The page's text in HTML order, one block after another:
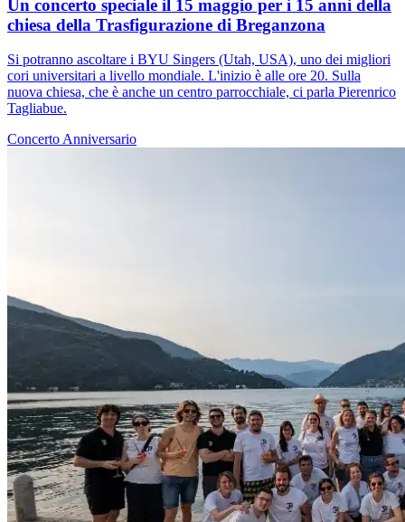
Un concerto speciale il 15 maggio per i 15 anni della
chiesa della Trasfigurazione di Breganzona
Si potranno ascoltare i BYU Singers (Utah, USA), uno dei migliori
cori universitari a livello mondiale. L'inizio è alle ore 20. Sulla
nuova chiesa, che è anche un centro parrocchiale, ci parla Pierenrico
Tagliabue.
ConcertoAnniversario